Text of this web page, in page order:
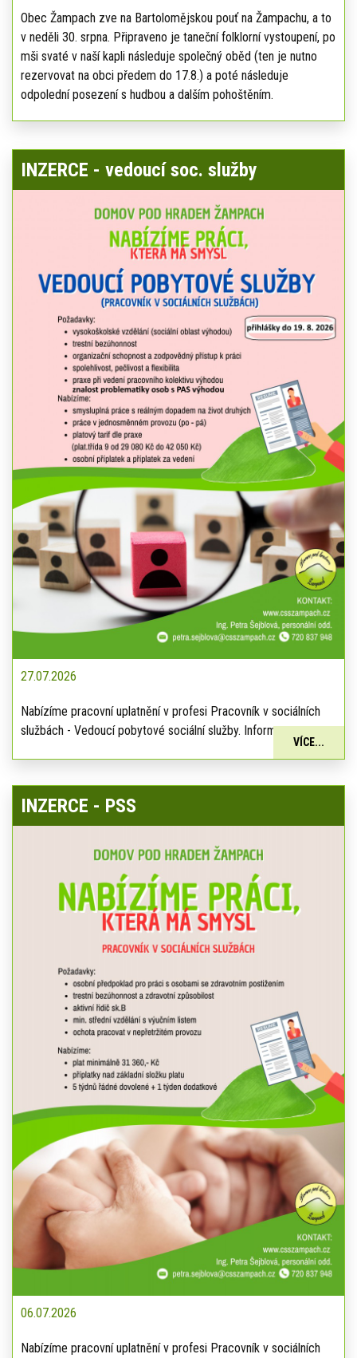
Obec Žampach zve na Bartolomějskou pouť na Žampachu, a to
v neděli 30. srpna. Připraveno je taneční folklorní vystoupení, po
mši svaté v naší kapli následuje společný oběd (ten je nutno
rezervovat na obci předem do 17.8.) a poté následuje
odpolední posezení s hudbou a dalším pohoštěním.
INZERCE - vedoucí soc. služby
27.07.2026
Nabízíme pracovní uplatnění v profesi Pracovník v sociálních
službách - Vedoucí pobytové sociální služby. Informace:
VÍCE...
INZERCE - PSS
06.07.2026
Nabízíme pracovní uplatnění v profesi Pracovník v sociálních